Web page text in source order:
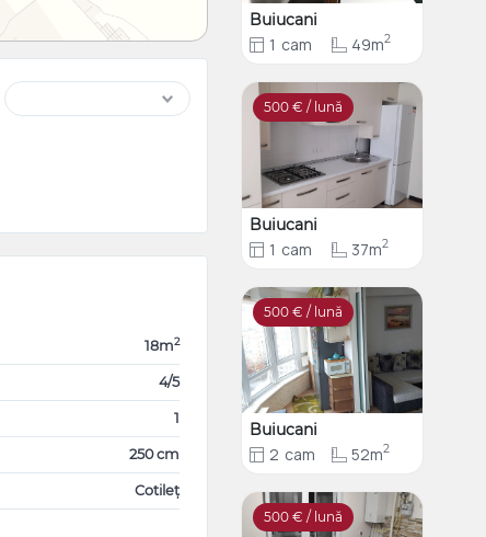
18m2
4/5
1
250 cm
Cotileț
Buiucani
1 cam 49m2
500 € / lună
Buiucani
1 cam 37m2
500 € / lună
Buiucani
2 cam 52m2
500 € / lună